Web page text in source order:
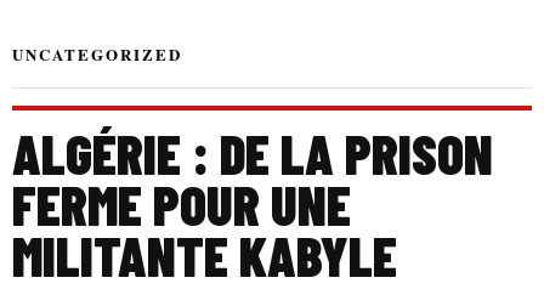
UNCATEGORIZED
ALGÉRIE : DE LA PRISON
FERME POUR UNE
MILITANTE KABYLE